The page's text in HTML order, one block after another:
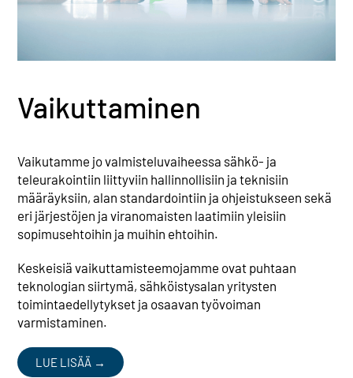
Vaikuttaminen
Vaikutamme jo valmisteluvaiheessa sähkö- ja
teleurakointiin liittyviin hallinnollisiin ja teknisiin
määräyksiin, alan standardointiin ja ohjeistukseen sekä
eri järjestöjen ja viranomaisten laatimiin yleisiin
sopimusehtoihin ja muihin ehtoihin.
Keskeisiä vaikuttamisteemojamme ovat puhtaan
teknologian siirtymä, sähköistysalan yritysten
toimintaedellytykset ja osaavan työvoiman
varmistaminen.
LUE LISÄÄ →